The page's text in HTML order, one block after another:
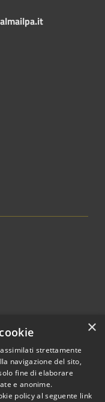
© 2026 • Comune di
×
strettamente
navigazione del sito,
fine di elaborare
e anonime.
policy al seguente link